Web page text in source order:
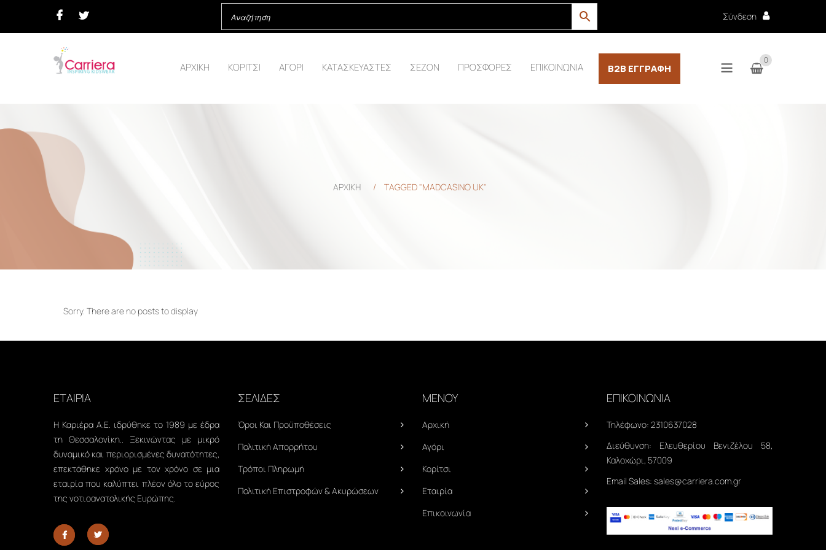
Σύνδεση
ΑΡΧΙΚΗ ΚΟΡΙΤΣΙ ΑΓΟΡΙ ΚΑΤΑΣΚΕΥΑΣΤΕΣ ΣΕΖΟΝ ΠΡΟΣΦΟΡΕΣ ΕΠΙΚΟΙΝΩΝΙΑ B2B ΕΓΓΡΑΦΉ
0
ΑΡΧΙΚΗ / TAGGED "MADCASINO UK"
Sorry. There are no posts to display
ΕΤΑΙΡΙΑ
Η Καριέρα Α.Ε. ιδρύθηκε το 1989 με έδρα
τη Θεσσαλονίκη.. Ξεκινώντας με μικρό
δυναμικό και περιορισμένες δυνατότητες,
επεκτάθηκε χρόνο με τον χρόνο σε μια
εταιρία που καλύπτει πλέον όλο το εύρος
της νοτιοανατολικής Ευρώπης.
ΣΕΛΙΔΕΣ
Όροι Και Προϋποθέσεις
Πολιτική Απορρήτου
Τρόποι Πληρωμή
Πολιτική Επιστροφών & Ακυρώσεων
ΜΕΝΟΥ
Αρχική
Αγόρι
Κορίτσι
Εταιρία
Επικοινωνία
ΕΠΙΚΟΙΝΩΝΙΑ
Τηλέφωνο: 2310637028
Διεύθυνση: Ελευθερίου Βενιζέλου 58,
Καλοχώρι, 57009
Email Sales: sales@carriera.com.gr